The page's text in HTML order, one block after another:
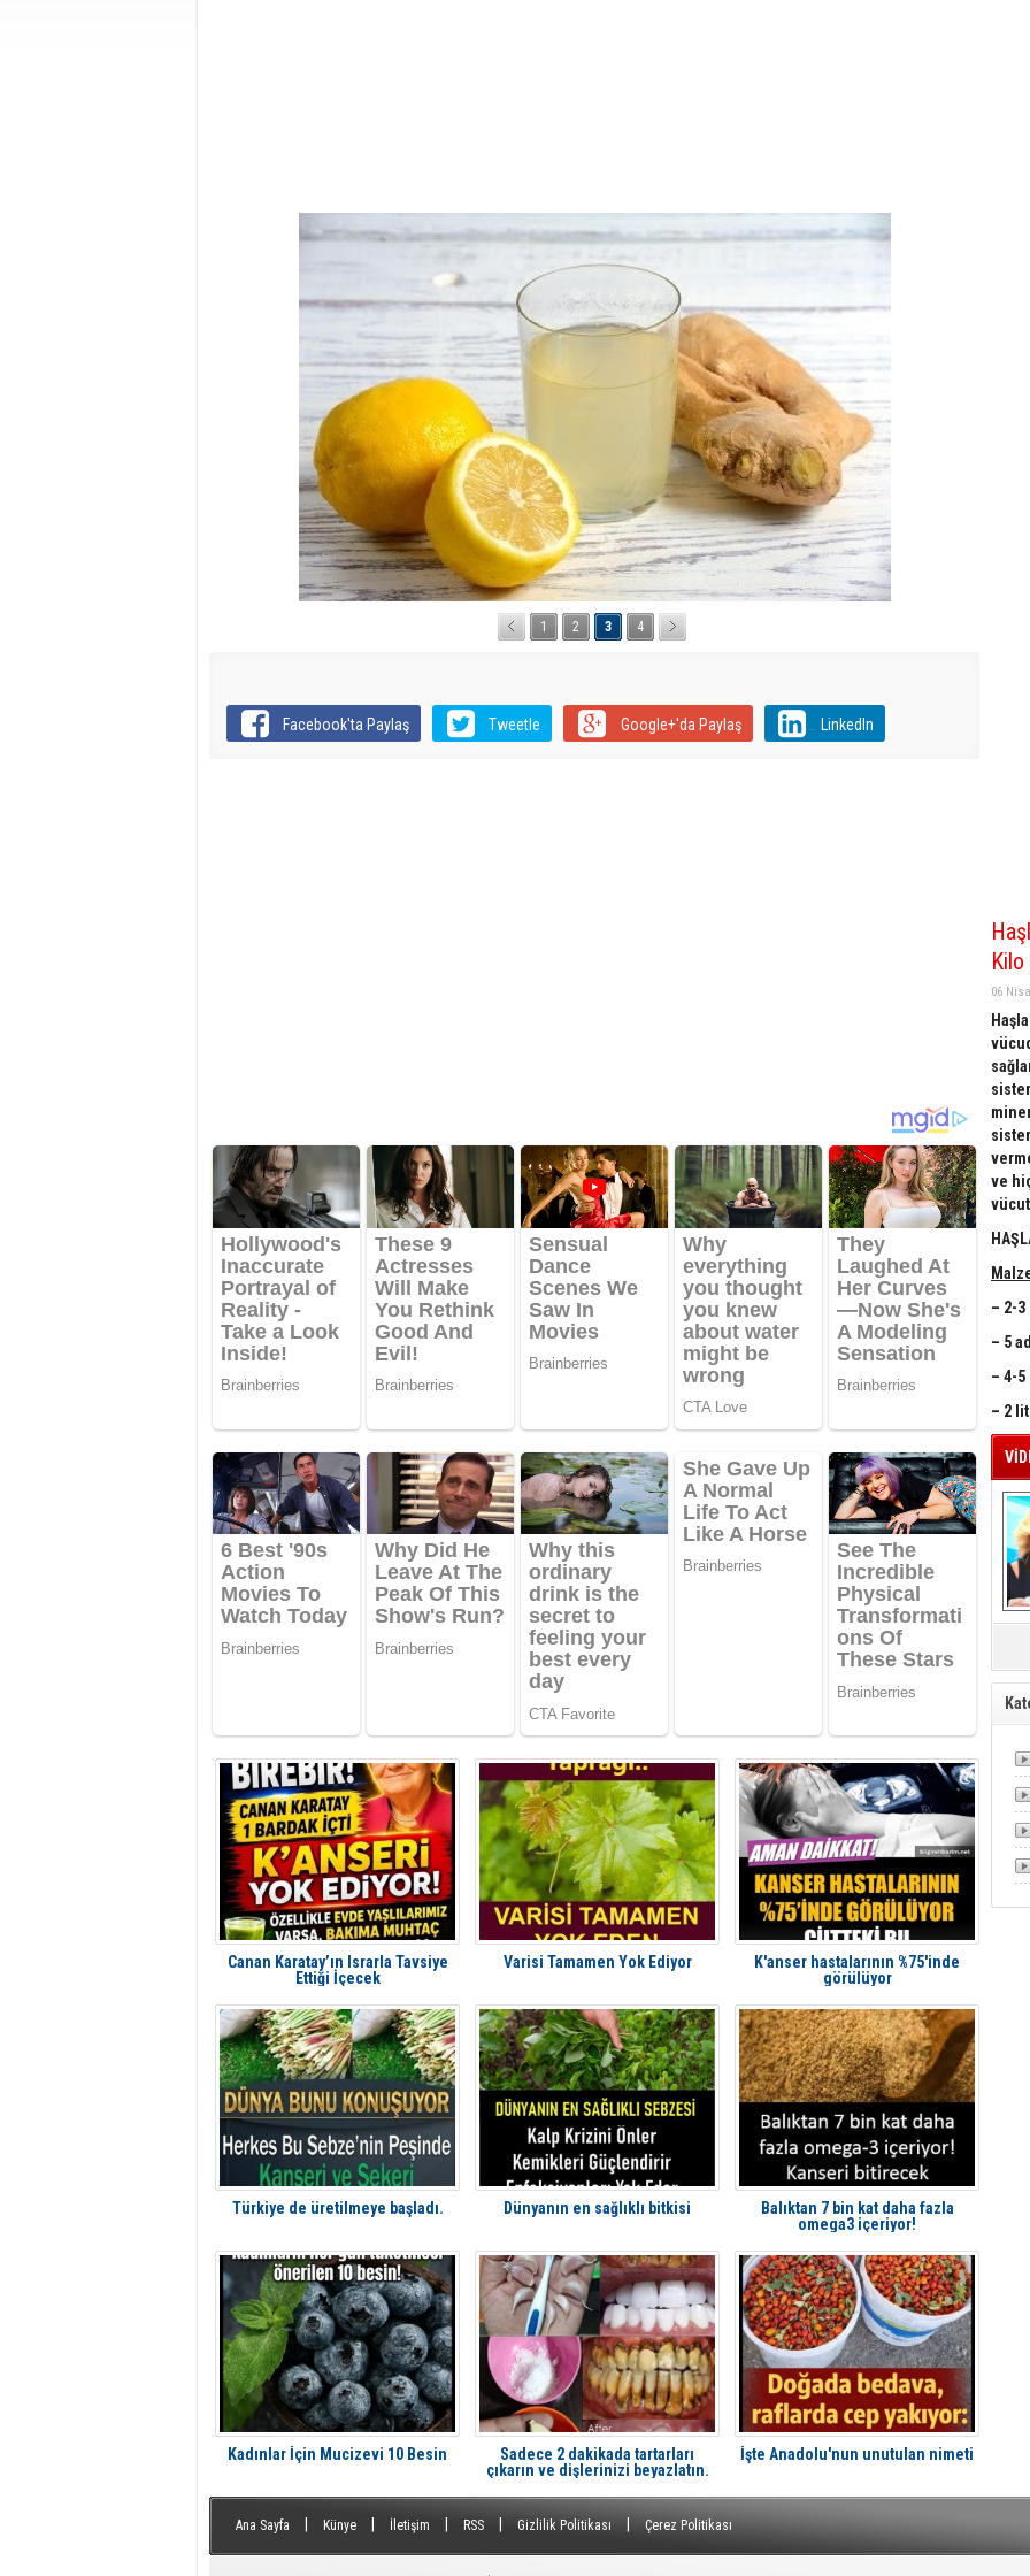
1 2 3 4
Facebook'ta Paylaş Tweetle Google+'da Paylaş LinkedIn
Canan Karatay’ın Israrla Tavsiye
Ettiği İçecek
Varisi Tamamen Yok Ediyor
K'anser hastalarının %75'inde
görülüyor
Türkiye de üretilmeye başladı. Dünyanın en sağlıklı bitkisi
Balıktan 7 bin kat daha fazla
omega3 içeriyor!
Kadınlar İçin Mucizevi 10 Besin
Sadece 2 dakikada tartarları
çıkarın ve dişlerinizi beyazlatın.
İşte Anadolu'nun unutulan nimeti
06
ve
– 2-
– 5
– 4-5
– 2
Ana Sayfa Künye İletişim RSS Gizlilik Politikası Çerez Politikası